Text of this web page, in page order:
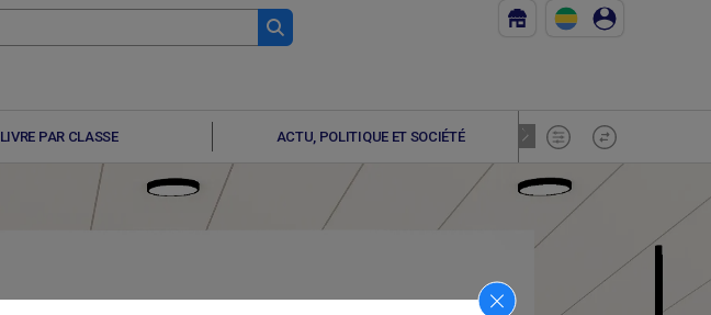
LIVRE PAR CLASSE ACTU, POLITIQUE ET SOCIÉTÉ